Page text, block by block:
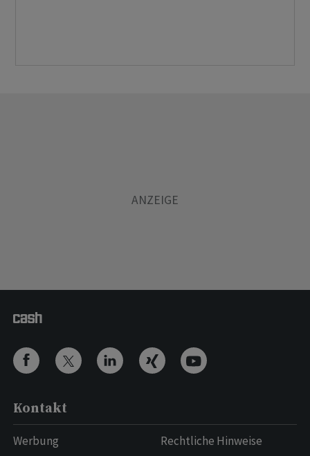
Kontakt
Werbung
Rechtliche Hinweise